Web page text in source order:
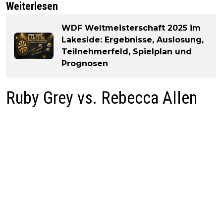
Weiterlesen
WDF Weltmeisterschaft 2025 im
Lakeside: Ergebnisse, Auslosung,
Teilnehmerfeld, Spielplan und
Prognosen
Ruby Grey vs. Rebecca Allen